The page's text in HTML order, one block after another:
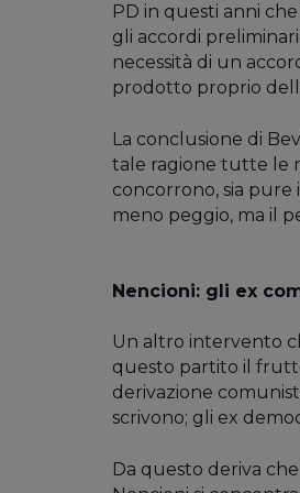
PD in questi anni
gli accordi
necessità di un
prodotto proprio
La conclusione di
tale ragione tutte le
concorrono, sia pure
meno peggio, ma il
Nencioni: gli ex
Un altro intervento
questo partito il
derivazione
scrivono; gli ex
Da questo deriva